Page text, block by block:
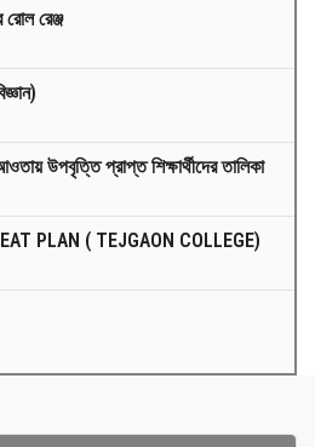
রোল রেঞ্জ
উপবৃত্তি প্রাপ্ত শিক্ষার্থীদের তালিকা
PLAN ( TEJGAON COLLEGE)